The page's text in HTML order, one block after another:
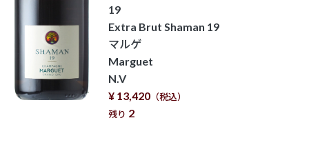
19
Extra Brut Shaman 19
マルゲ
Marguet
N.V
¥ 13,420 （税込）
残り 2